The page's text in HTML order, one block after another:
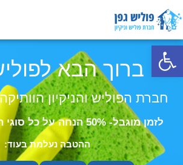
פתח סרגל נגישות
ברוך הבא
חברת הפוליש והניקיון
לזמן מוגבל-50% הנחה על כל סוגי
ההטבה נעלמת בעוד: